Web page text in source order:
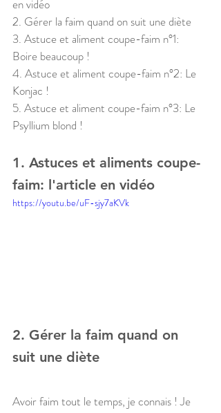
en vidéo
2. Gérer la faim quand on suit une diète
3. Astuce et aliment coupe-faim n°1:
Boire beaucoup !
4. Astuce et aliment coupe-faim n°2: Le
Konjac !
5. Astuce et aliment coupe-faim n°3: Le
Psyllium blond !
1. Astuces et aliments coupe-
faim: l'article en vidéo
https://youtu.be/uF-sjy7aKVk
2. Gérer la faim quand on
suit une diète
Avoir faim tout le temps, je connais ! Je